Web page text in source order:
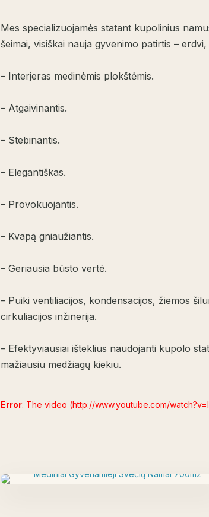
Mes specializuojamės statant kupolinius
šeimai, visiškai nauja gyvenimo patirtis –
– Interjeras medinėmis plokštėmis.
– Atgaivinantis.
– Stebinantis.
– Elegantiškas.
– Provokuojantis.
– Kvapą gniaužiantis.
– Geriausia būsto vertė.
– Puiki ventiliacijos, kondensacijos, žiemos
cirkuliacijos inžinerija.
– Efektyviausiai išteklius naudojanti kupolo
mažiausiu medžiagų kiekiu.
Error: The video (http://www.youtube.com/